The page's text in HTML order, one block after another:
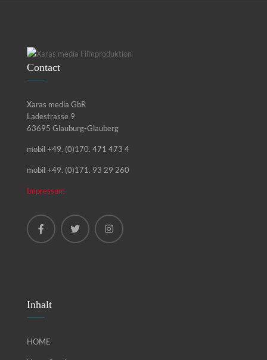
Contact
Xaras media GbR
Ladestrasse 9
63695 Glauburg-Glauberg
mobil +49. (0)170. 471 473 4
mobil +49. (0)171. 93 29 260
Impressum
Inhalt
HOME